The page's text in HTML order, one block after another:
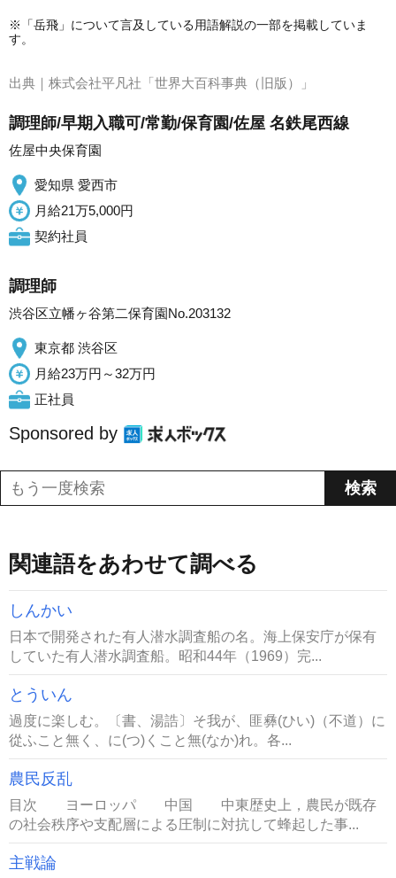
※「岳飛」について言及している用語解説の一部を掲載していま
す。
出典｜ 株式会社平凡社「世界大百科事典（旧版）」
調理師/早期入職可/常勤/保育園/佐屋 名鉄尾西線
佐屋中央保育園
愛知県 愛西市
月給21万5,000円
契約社員
調理師
渋谷区立幡ヶ谷第二保育園No.203132
東京都 渋谷区
月給23万円～32万円
正社員
Sponsored by
関連語をあわせて調べる
しんかい
日本で開発された有人潜水調査船の名。海上保安庁が保有
していた有人潜水調査船。昭和44年（1969）完...
とういん
過度に楽しむ。〔書、湯誥〕そ我が、匪彝(ひい)（不道）に
從ふこと無く、に(つ)くこと無(なか)れ。各...
農民反乱
目次 ヨーロッパ 中国 中東歴史上，農民が既存
の社会秩序や支配層による圧制に対抗して蜂起した事...
主戦論